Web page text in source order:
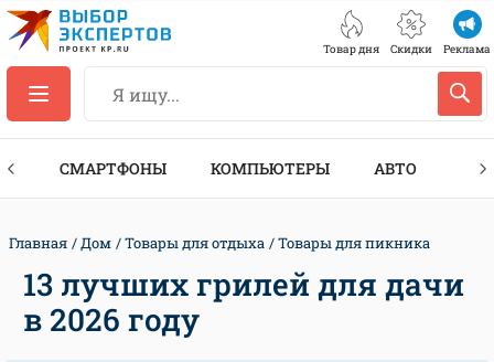
Товар дня Скидки Реклама
СМАРТФОНЫ КОМПЬЮТЕРЫ АВТО
Главная Дом Товары для отдыха Товары для пикника
13 лучших грилей для дачи
в 2026 году